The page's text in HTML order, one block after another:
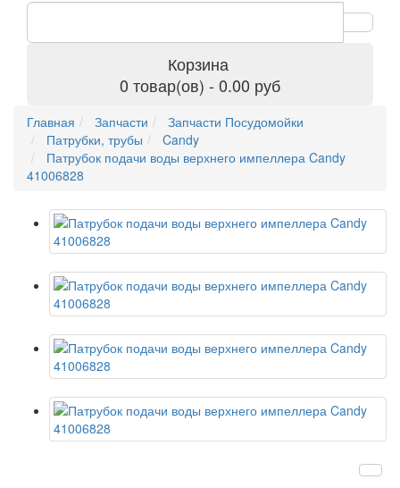
Корзина
0 товар(ов) - 0.00 руб
Главная Запчасти
Запчасти Посудомойки
Патрубки, трубы
Candy
Патрубок подачи воды верхнего импеллера Candy
41006828